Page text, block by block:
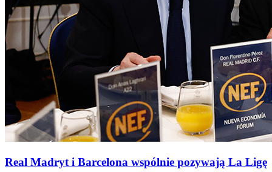
Real Madryt i Barcelona wspólnie pozywają La Ligę